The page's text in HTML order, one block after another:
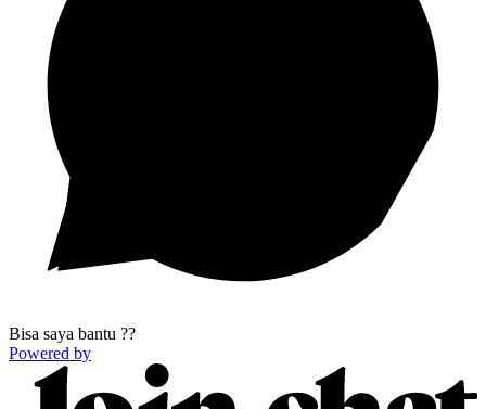
Bisa saya bantu ??
Powered by